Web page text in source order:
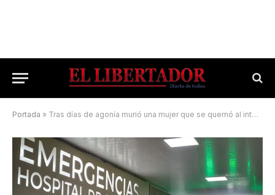
Portada » Tras días de agonía murió una mujer que se quemó al intentar encender carbón con alcohol